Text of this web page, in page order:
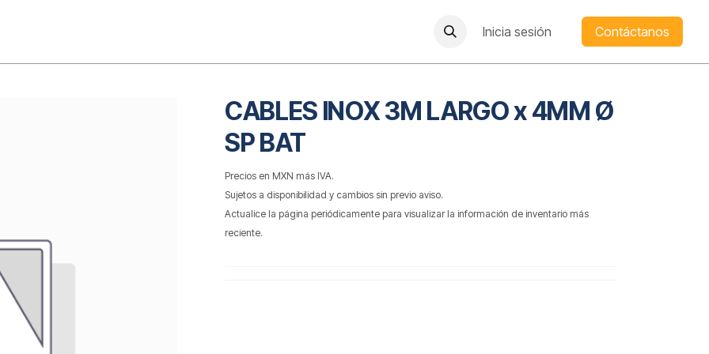
Inicia sesión Contáctanos
CABLES INOX 3M LARGO x 4MM Ø
SP BAT
Precios en MXN más IVA.
Sujetos a disponibilidad y cambios sin previo aviso.
Actualice la página periódicamente para visualizar la información de inventario más
reciente.